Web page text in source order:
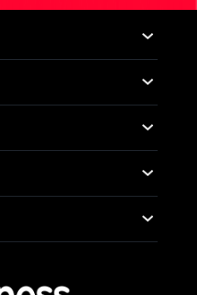
Solutions
Solutions